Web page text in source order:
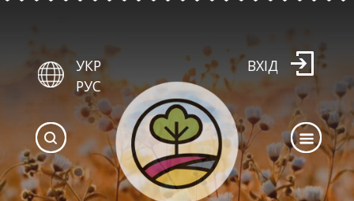
УКР
РУС
ВХІД